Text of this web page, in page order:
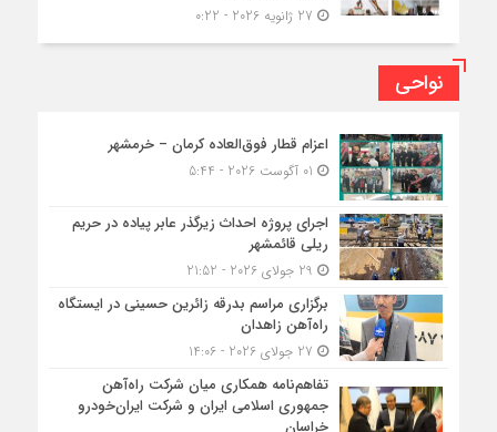
نواحی
اعزام قطار فوق‌العاده کرمان – خرمشهر
اجرای پروژه احداث زیرگذر عابر پیاده در حریم
ریلی قائمشهر
برگزاری مراسم بدرقه زائرین حسینی در ایستگاه
راه‌آهن زاهدان
تفاهم‌نامه همکاری میان شرکت راه‌آهن
جمهوری اسلامی ایران و شرکت ایران‌خودرو
خراسان